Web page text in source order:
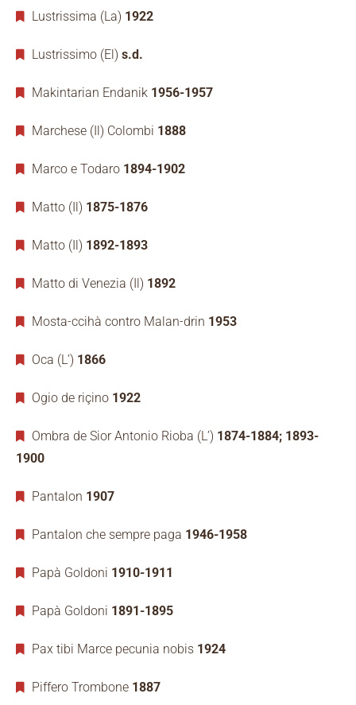
Lustrissima (La) 1922
Lustrissimo (El) s.d.
Makintarian Endanik 1956-1957
Marchese (Il) Colombi 1888
Marco e Todaro 1894-1902
Matto (Il) 1875-1876
Matto (Il) 1892-1893
Matto di Venezia (Il) 1892
Mosta-ccihà contro Malan-drin 1953
Oca (L’) 1866
Ogio de riçino 1922
Ombra de Sior Antonio Rioba (L’) 1874-1884; 1893-
1900
Pantalon 1907
Pantalon che sempre paga 1946-1958
Papà Goldoni 1910-1911
Papà Goldoni 1891-1895
Pax tibi Marce pecunia nobis 1924
Piffero Trombone 1887